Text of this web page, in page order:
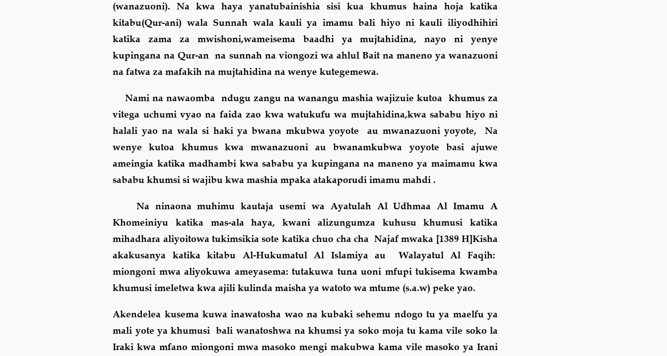
(wanazuoni). Na kwa haya yanatubainishia sisi kua khumus haina hoja katika
kitabu(Qur-ani) wala Sunnah wala kauli ya imamu bali hiyo ni kauli iliyodhihiri
katika zama za mwishoni,wameisema baadhi ya mujtahidina, nayo ni yenye
kupingana na Qur-an na sunnah na viongozi wa ahlul Bait na maneno ya wanazuoni
na fatwa za mafakih na mujtahidina na wenye kutegemewa.
Nami na nawaomba ndugu zangu na wanangu mashia wajizuie kutoa khumus za
vitega uchumi vyao na faida zao kwa watukufu wa mujtahidina,kwa sababu hiyo ni
halali yao na wala si haki ya bwana mkubwa yoyote au mwanazuoni yoyote, Na
wenye kutoa khumus kwa mwanazuoni au bwanamkubwa yoyote basi ajuwe
ameingia katika madhambi kwa sababu ya kupingana na maneno ya maimamu kwa
sababu khumsi si wajibu kwa mashia mpaka atakaporudi imamu mahdi .
Na ninaona muhimu kautaja usemi wa Ayatulah Al Udhmaa Al Imamu A
Khomeiniyu katika mas-ala haya, kwani alizungumza kuhusu khumusi katika
mihadhara aliyoitowa tukimsikia sote katika chuo cha cha Najaf mwaka [1389 H]Kisha
akakusanya katika kitabu Al-Hukumatul Al Islamiya au Walayatul Al Faqih:
miongoni mwa aliyokuwa ameyasema: tutakuwa tuna uoni mfupi tukisema kwamba
khumusi imeletwa kwa ajili kulinda maisha ya watoto wa mtume (s.a.w) peke yao.
Akendelea kusema kuwa inawatosha wao na kubaki sehemu ndogo tu ya maelfu ya
mali yote ya khumusi bali wanatoshwa na khumsi ya soko moja tu kama vile soko la
Iraki kwa mfano miongoni mwa masoko mengi makubwa kama vile masoko ya Irani